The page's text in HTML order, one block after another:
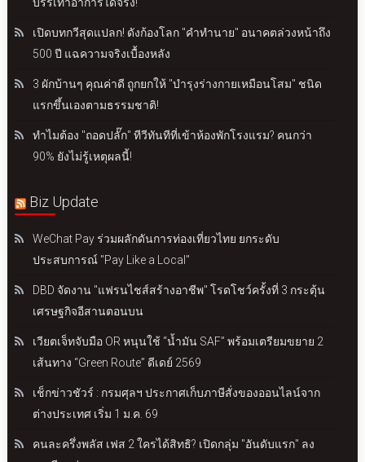
บรรเทาอาการได้จริง!
เปิดบทกวีสุดแปลก! ดังก้องโลก "คำทำนาย" อนาคตล่วงหน้าถึง
500 ปี แฉความจริงเบื้องหลัง
3 ผักบ้านๆ คุณค่าดี ถูกยกให้ "บำรุงร่างกายเหมือนโสม" ชนิด
แรกขึ้นเองตามธรรมชาติ!
ทำไมต้อง "ถอดปลั๊ก" ทีวีทันทีที่เข้าห้องพักโรงแรม? คนกว่า
90% ยังไม่รู้เหตุผลนี้!
Biz Update
WeChat Pay ร่วมผลักดันการท่องเที่ยวไทย ยกระดับ
ประสบการณ์ "Pay Like a Local"
DBD จัดงาน "แฟรนไชส์สร้างอาชีพ" โรดโชว์ครั้งที่ 3 กระตุ้น
เศรษฐกิจอีสานตอนบน
เวียตเจ็ทจับมือ OR หนุนใช้ “น้ำมัน SAF” พร้อมเตรียมขยาย 2
เส้นทาง “Green Route” ดีเดย์ 2569
เช็กข่าวชัวร์ : กรมศุลฯ ประกาศเก็บภาษีสั่งของออนไลน์จาก
ต่างประเทศ เริ่ม 1 ม.ค. 69
คนละครึ่งพลัส เฟส 2 ใครได้สิทธิ? เปิดกลุ่ม "อันดับแรก" ลง